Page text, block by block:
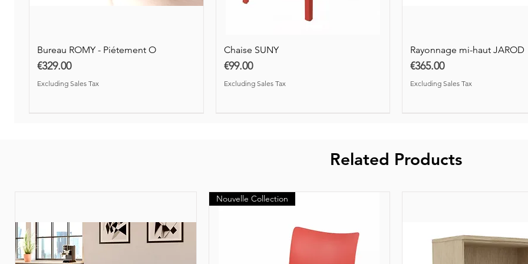
Bureau ROMY - Piétement O
Price
€329.00
Excluding Sales Tax
Chaise SUNY
Price
€99.00
Excluding Sales Tax
Rayonnage mi-haut JAROD
Price
€365.00
Excluding Sales Tax
Related Products
Nouvelle Collection